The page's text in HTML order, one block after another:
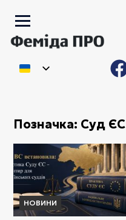
Позначка: Суд ЄС
НОВИНИ